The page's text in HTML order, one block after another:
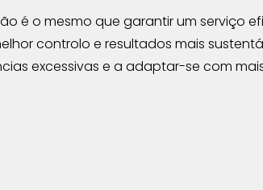
é o mesmo que garantir um serviço
controlo e resultados mais
excessivas e a adaptar-se com